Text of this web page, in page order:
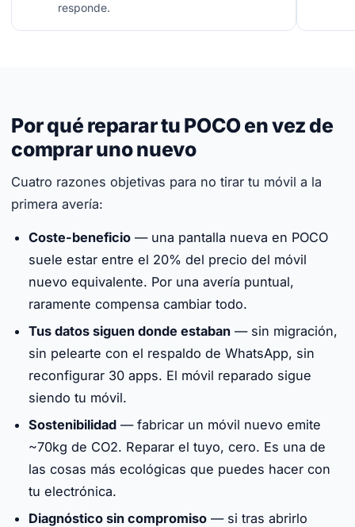
responde.
Por qué reparar tu POCO en vez de
comprar uno nuevo
Cuatro razones objetivas para no tirar tu móvil a la
primera avería:
Coste-beneficio — una pantalla nueva en POCO
suele estar entre el 20% del precio del móvil
nuevo equivalente. Por una avería puntual,
raramente compensa cambiar todo.
Tus datos siguen donde estaban — sin migración,
sin pelearte con el respaldo de WhatsApp, sin
reconfigurar 30 apps. El móvil reparado sigue
siendo tu móvil.
Sostenibilidad — fabricar un móvil nuevo emite
~70kg de CO2. Reparar el tuyo, cero. Es una de
las cosas más ecológicas que puedes hacer con
tu electrónica.
Diagnóstico sin compromiso — si tras abrirlo